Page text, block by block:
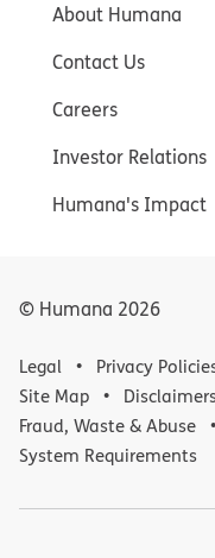
About Humana
Contact Us
Careers
Investor Relations
Humana's Impact
© Humana 2026
Legal Privacy
Site Map
Fraud, Waste & Abuse
System Requirements